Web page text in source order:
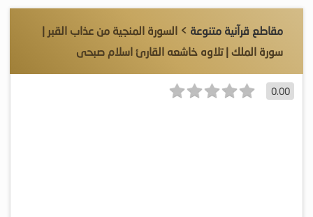
مقاطع قرآنية متنوعة > السورة المنجية من عذاب القبر |
سورة الملك | تلاوه خاشعه القارئ اسلام صبحى
0.00